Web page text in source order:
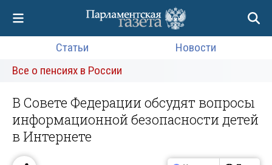
Статьи
Новости
Все о пенсиях в России
В Совете Федерации обсудят вопросы
информационной безопасности детей
в Интернете